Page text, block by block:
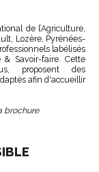
de l’Agriculture,
Lozère, Pyrénées-
labélisés
& Savoir-faire. Cette
proposent des
afin d'accueillir
brochure